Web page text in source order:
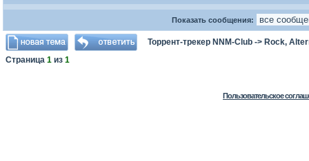
Показать сообщения:
Торрент-трекер NNM-Club -> Rock,
Страница 1 из 1
Пользовательское